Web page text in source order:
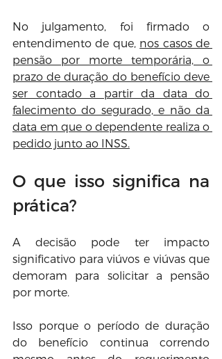
No julgamento, foi firmado o
entendimento de que, nos casos de
pensão por morte temporária, o
prazo de duração do benefício deve
ser contado a partir da data do
falecimento do segurado, e não da
data em que o dependente realiza o
pedido junto ao INSS.
O que isso significa na
prática?
A decisão pode ter impacto
significativo para viúvos e viúvas que
demoram para solicitar a pensão
por morte.
Isso porque o período de duração
do benefício continua correndo